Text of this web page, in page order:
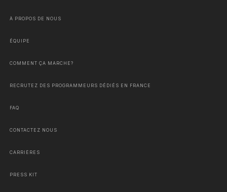
À PROPOS DE NOUS
ÉQUIPE
COMMENT ÇA MARCHE?
RECRUTEZ DES PROGRAMMEURS DÉDIÉS EN FRANCE
FAQ
CONTACTEZ NOUS
CARRIÈRES
PRESS KIT